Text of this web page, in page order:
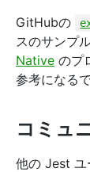
GitHubの
スのサンプ
Native のプ
参考になる
コミュ
他の Jest ユ